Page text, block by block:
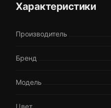
Характеристики
Производитель
Бренд
Модель
Цвет